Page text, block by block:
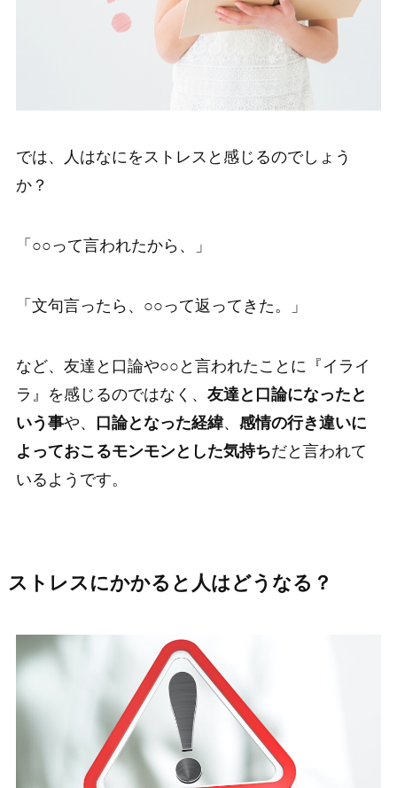
では、人はなにをストレスと感じるのでしょう
か？
「○○って言われたから、」
「文句言ったら、○○って返ってきた。」
など、友達と口論や○○と言われたことに『イライ
ラ』を感じるのではなく、 友達と口論になったと
いう事や、 口論となった経緯、 感情の行き違いに
よっておこるモンモンとした気持ちだと言われて
いるようです。
ストレスにかかると人はどうなる？